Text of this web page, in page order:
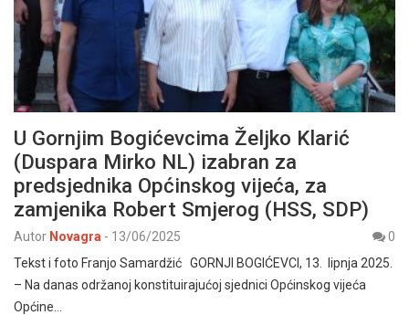
U Gornjim Bogićevcima Željko Klarić
(Duspara Mirko NL) izabran za
predsjednika Općinskog vijeća, za
zamjenika Robert Smjerog (HSS, SDP)
Autor Novagra - 13/06/2025
0
Tekst i foto Franjo Samardžić GORNJI BOGIĆEVCI, 13. lipnja 2025.
– Na danas održanoj konstituirajućoj sjednici Općinskog vijeća
Općine…